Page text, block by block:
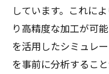
しています。これに
り高精度な加工が可
を活用したシミュレ
を事前に分析するこ